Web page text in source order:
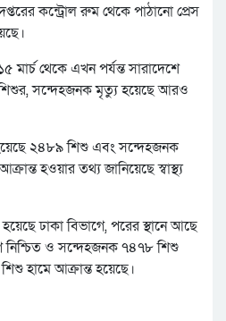
কন্ট্রোল রুম থেকে পাঠানো প্রেস
মার্চ থেকে এখন পর্যন্ত সারাদেশে
শিশুর, সন্দেহজনক মৃত্যু হয়েছে আরও
২৪৮৯ শিশু এবং সন্দেহজনক
হওয়ার তথ্য জানিয়েছে স্বাস্থ্য
ঢাকা বিভাগে, পরের স্থানে আছে
নিশ্চিত ও সন্দেহজনক ৭৪৭৮ শিশু
হামে আক্রান্ত হয়েছে।